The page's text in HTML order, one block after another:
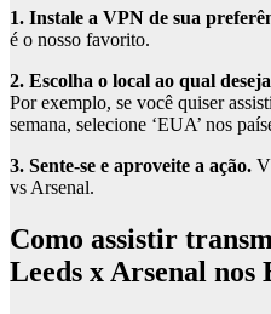
1. Instale a VPN de sua
é o nosso favorito.
2. Escolha o local ao qual
Por exemplo, se você quiser
semana, selecione ‘EUA’ nos
3. Sente-se e aproveite a ação.
vs Arsenal.
Como assistir
Leeds x Arsenal nos